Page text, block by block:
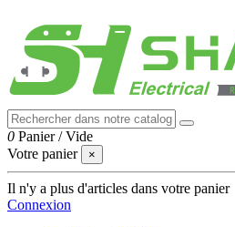
0 Panier /Vide
Votre panier
×
Il n'y a plus d'articles dans votre panier
Connexion